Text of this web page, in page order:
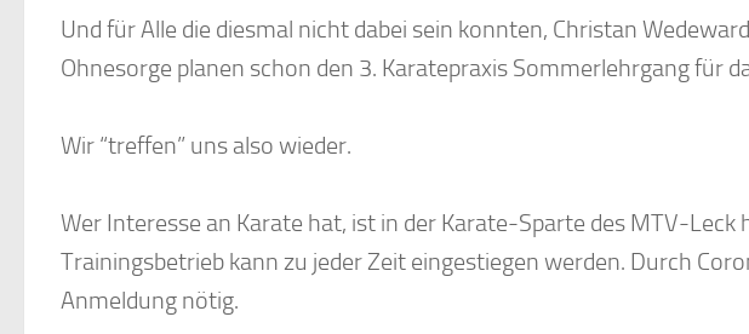
Und für Alle die diesmal nicht dabei sein konnten, Christan
Ohnesorge planen schon den 3. Karatepraxis Sommerlehrgang für
Wir “treffen” uns also wieder.
Wer Interesse an Karate hat, ist in der Karate-Sparte des MTV-
Trainingsbetrieb kann zu jeder Zeit eingestiegen werden. Durch
Anmeldung nötig.